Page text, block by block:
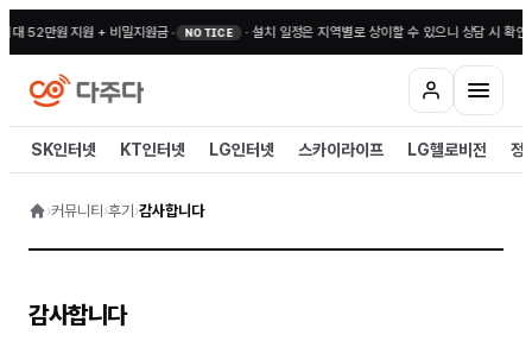
52만원 지원 + 비밀지원금• NOTICE · 설치 일정은 지역별로 상이할 수 있으니 상담 시 확인
SK인터넷 KT인터넷 LG인터넷 스카이라이프 LG헬로비전 정
›커뮤니티 ›후기 ›감사합니다
감사합니다